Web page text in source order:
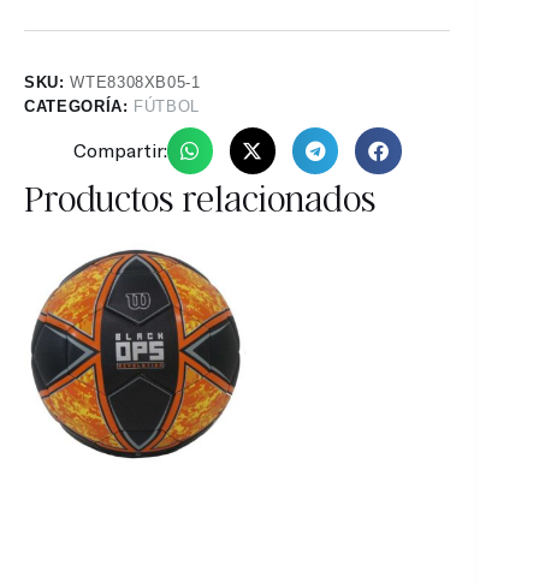
SKU:WTE8308XB05-1
CATEGORÍA: FÚTBOL
Compartir:
Productos relacionados